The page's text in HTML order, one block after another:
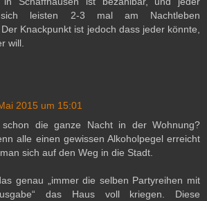
leisten 2-3 mal am Nachtleben
Knackpunkt ist jedoch dass jeder könnte,
will.
2015 um 15:01
die ganze Nacht in der Wohnung?
alle einen gewissen Alkoholpegel erreicht
sich auf den Weg in die Stadt.
genau „immer die selben Partyreihen mit
das Haus voll kriegen. Diese